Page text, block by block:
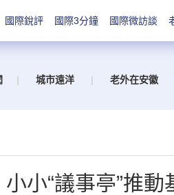
國際銳評 國際3分鐘 國際微訪談
| 城市遠洋 | 老外在安徽
小“議事亭”推動